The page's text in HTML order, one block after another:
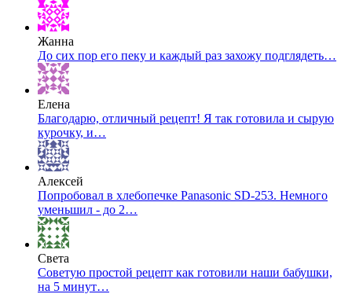
Жанна
До сих пор его пеку и каждый раз захожу подглядеть…
Елена
Благодарю, отличный рецепт! Я так готовила и сырую
курочку, и…
Алексей
Попробовал в хлебопечке Panasonic SD-253. Немного
уменьшил - до 2…
Света
Советую простой рецепт как готовили наши бабушки,
на 5 минут…